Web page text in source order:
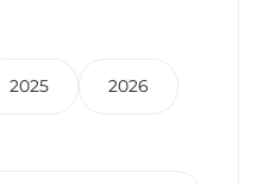
2025 2026